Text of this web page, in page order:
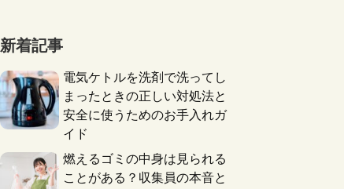
新着記事
電気ケトルを洗剤で洗ってし
まったときの正しい対処法と
安全に使うためのお手入れガ
イド
燃えるゴミの中身は見られる
ことがある？収集員の本音と